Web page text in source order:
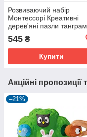
Розвиваючий набір
Монтессорі Креативні
дерев'яні пазли танграм
060)
545 ₴
Купити
Акційні пропозиції
–21%